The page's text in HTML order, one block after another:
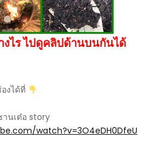
งไร ไปดูคลิปด้านบนกันได้
งได้ที่
นเต๋อ story
watch?v=3O4eDH0DfeU